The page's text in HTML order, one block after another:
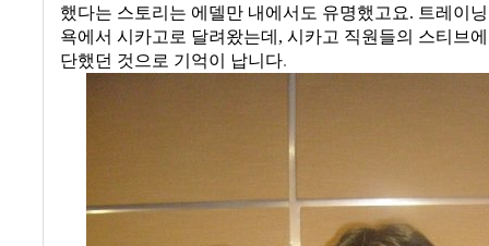
했다는 스토리는 에델만 내에서도 유명했고요. 트레이
욕에서 시카고로 달려왔는데, 시카고 직원들의 스티브
단했던 것으로 기억이 납니다.